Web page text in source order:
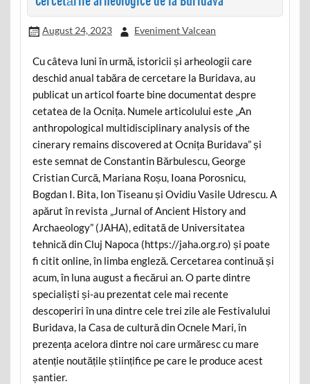
August 24, 2023 Eveniment Valcean
Cu câteva luni în urmă, istoricii și arheologii care
deschid anual tabăra de cercetare la Buridava, au
publicat un articol foarte bine documentat despre
cetatea de la Ocnița. Numele articolului este „An
anthropological multidisciplinary analysis of the
cinerary remains discovered at Ocnița Buridava” și
este semnat de Constantin Bărbulescu, George
Cristian Curcă, Mariana Roșu, Ioana Porosnicu,
Bogdan I. Bita, Ion Tiseanu și Ovidiu Vasile Udrescu. A
apărut în revista „Jurnal of Ancient History and
Archaeology” (JAHA), editată de Universitatea
tehnică din Cluj Napoca (https://jaha.org.ro) și poate
fi citit online, în limba engleză. Cercetarea continuă și
acum, în luna august a fiecărui an. O parte dintre
specialiști și-au prezentat cele mai recente
descoperiri în una dintre cele trei zile ale Festivalului
Buridava, la Casa de cultură din Ocnele Mari, în
prezența acelora dintre noi care urmăresc cu mare
atenție noutățile științifice pe care le produce acest
șantier.